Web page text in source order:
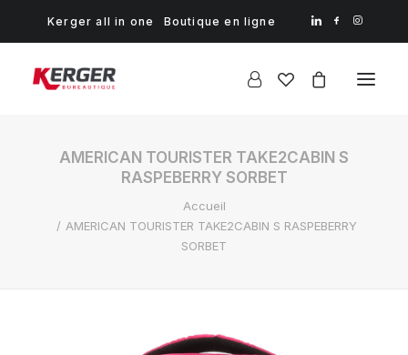
Kerger all in one Boutique en ligne
AMERICAN TOURISTER TAKE2CABIN S
RASPEBERRY SORBET
Accueil
AMERICAN TOURISTER TAKE2CABIN S RASPEBERRY
SORBET